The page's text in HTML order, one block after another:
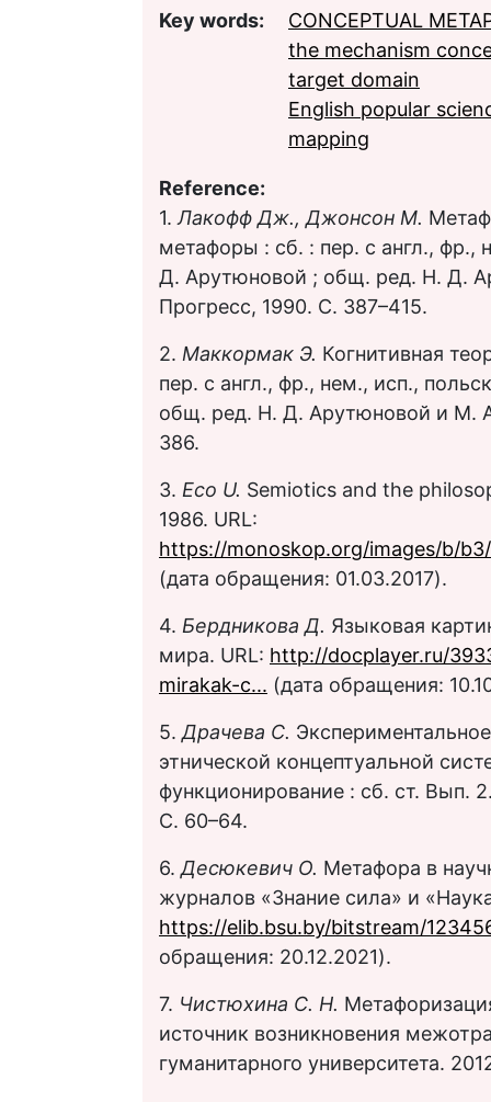
Key words:
CONCEPTUAL
the mechanism
target domain
English popular
mapping
Reference:
1. Лакофф Дж., Джонсон М.
метафоры : сб. : пер. с англ., фр.,
Д. Арутюновой ; общ. ред. Н. Д.
Прогресс, 1990. С. 387–415.
2. Маккормак Э. Когнитивная
пер. с англ., фр., нем., исп.,
общ. ред. Н. Д. Арутюновой и М.
386.
3. Eco U. Semiotics and the
1986. URL:
https://monoskop.org/images/b/
(дата обращения: 01.03.2017).
4. Бердникова Д. Языковая
мира. URL: http://docplayer.ru/
mirakak-c... (дата обращения:
5. Драчева С.
этнической концептуальной
функционирование : сб. ст. Вып.
С. 60–64.
6. Десюкевич О. Метафора в
журналов «Знание сила» и
https://elib.bsu.by/bitstream/
обращения: 20.12.2021).
7. Чистюхина С. Н.
источник возникновения
гуманитарного университета.